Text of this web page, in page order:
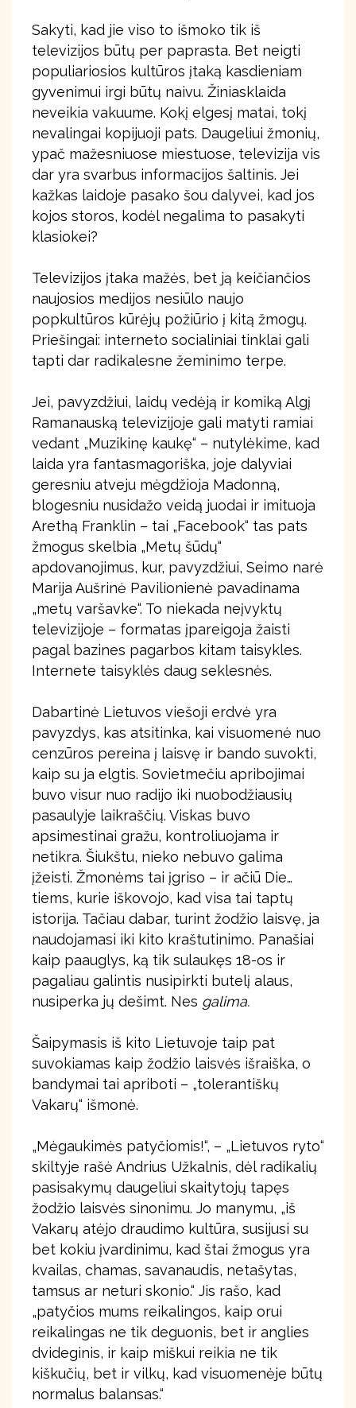
Sakyti, kad jie viso to išmoko tik iš
televizijos būtų per paprasta. Bet neigti
populiariosios kultūros įtaką kasdieniam
gyvenimui irgi būtų naivu. Žiniasklaida
neveikia vakuume. Kokį elgesį matai, tokį
nevalingai kopijuoji pats. Daugeliui žmonių,
ypač mažesniuose miestuose, televizija vis
dar yra svarbus informacijos šaltinis. Jei
kažkas laidoje pasako šou dalyvei, kad jos
kojos storos, kodėl negalima to pasakyti
klasiokei?
Televizijos įtaka mažės, bet ją keičiančios
naujosios medijos nesiūlo naujo
popkultūros kūrėjų požiūrio į kitą žmogų.
Priešingai: interneto socialiniai tinklai gali
tapti dar radikalesne žeminimo terpe.
Jei, pavyzdžiui, laidų vedėją ir komiką Algį
Ramanauską televizijoje gali matyti ramiai
vedant „Muzikinę kaukę“ – nutylėkime, kad
laida yra fantasmagoriška, joje dalyviai
geresniu atveju mėgdžioja Madonną,
blogesniu nusidažo veidą juodai ir imituoja
Arethą Franklin – tai „Facebook“ tas pats
žmogus skelbia „Metų šūdų“
apdovanojimus, kur, pavyzdžiui, Seimo narė
Marija Aušrinė Pavilionienė pavadinama
„metų varšavke“. To niekada neįvyktų
televizijoje – formatas įpareigoja žaisti
pagal bazines pagarbos kitam taisykles.
Internete taisyklės daug seklesnės.
Dabartinė Lietuvos viešoji erdvė yra
pavyzdys, kas atsitinka, kai visuomenė nuo
cenzūros pereina į laisvę ir bando suvokti,
kaip su ja elgtis. Sovietmečiu apribojimai
buvo visur nuo radijo iki nuobodžiausių
pasaulyje laikraščių. Viskas buvo
apsimestinai gražu, kontroliuojama ir
netikra. Šiukštu, nieko nebuvo galima
įžeisti. Žmonėms tai įgriso – ir ačiū Die…
tiems, kurie iškovojo, kad visa tai taptų
istorija. Tačiau dabar, turint žodžio laisvę, ja
naudojamasi iki kito kraštutinimo. Panašiai
kaip paauglys, ką tik sulaukęs 18-os ir
pagaliau galintis nusipirkti butelį alaus,
nusiperka jų dešimt. Nes galima.
Šaipymasis iš kito Lietuvoje taip pat
suvokiamas kaip žodžio laisvės išraiška, o
bandymai tai apriboti – „tolerantiškų
Vakarų“ išmonė.
„Mėgaukimės patyčiomis!“, – „Lietuvos ryto“
skiltyje rašė Andrius Užkalnis, dėl radikalių
pasisakymų daugeliui skaitytojų tapęs
žodžio laisvės sinonimu. Jo manymu, „iš
Vakarų atėjo draudimo kultūra, susijusi su
bet kokiu įvardinimu, kad štai žmogus yra
kvailas, chamas, savanaudis, netašytas,
tamsus ar neturi skonio.“ Jis rašo, kad
„patyčios mums reikalingos, kaip orui
reikalingas ne tik deguonis, bet ir anglies
dvideginis, ir kaip miškui reikia ne tik
kiškučių, bet ir vilkų, kad visuomenėje būtų
normalus balansas.“